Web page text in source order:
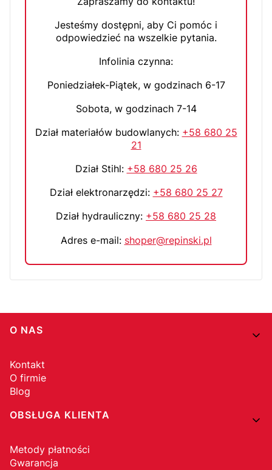
Jesteśmy dostępni, aby Ci pomóc i
odpowiedzieć na wszelkie pytania.
Infolinia czynna:
Poniedziałek-Piątek, w godzinach 6-17
Sobota, w godzinach 7-14
Dział materiałów budowlanych: +58 680 25
21
Dział Stihl: +58 680 25 26
Dział elektronarzędzi: +58 680 25 27
Dział hydrauliczny: +58 680 25 28
Adres e-mail: shoper@repinski.pl
Linki w stopce
O NAS
Kontakt
O firmie
Blog
OBSŁUGA KLIENTA
Metody płatności
Gwarancja